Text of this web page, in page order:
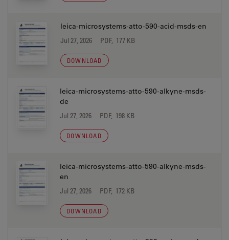
leica-microsystems-atto-590-acid-msds-en
Jul 27, 2026 PDF, 177 KB
DOWNLOAD
leica-microsystems-atto-590-alkyne-msds-
de
Jul 27, 2026 PDF, 198 KB
DOWNLOAD
leica-microsystems-atto-590-alkyne-msds-
en
Jul 27, 2026 PDF, 172 KB
DOWNLOAD